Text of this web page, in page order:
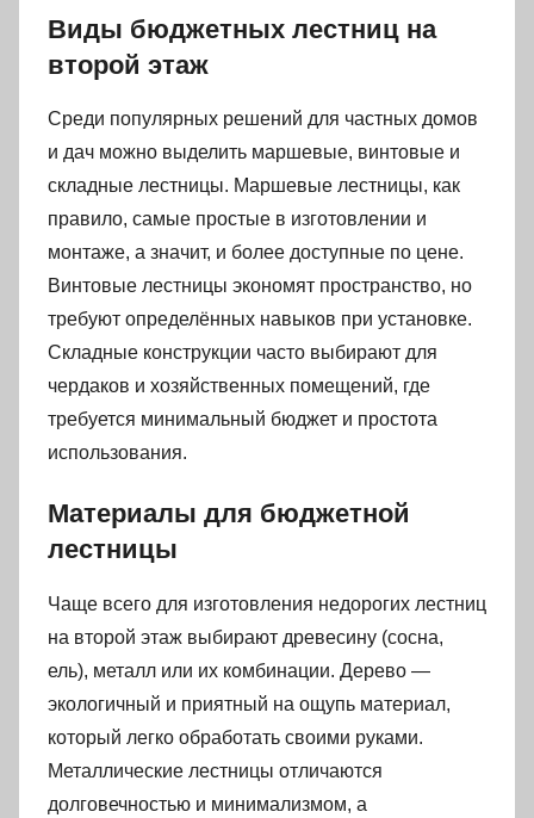
Виды бюджетных лестниц на
второй этаж
Среди популярных решений для частных домов
и дач можно выделить маршевые, винтовые и
складные лестницы. Маршевые лестницы, как
правило, самые простые в изготовлении и
монтаже, а значит, и более доступные по цене.
Винтовые лестницы экономят пространство, но
требуют определённых навыков при установке.
Складные конструкции часто выбирают для
чердаков и хозяйственных помещений, где
требуется минимальный бюджет и простота
использования.
Материалы для бюджетной
лестницы
Чаще всего для изготовления недорогих лестниц
на второй этаж выбирают древесину (сосна,
ель), металл или их комбинации. Дерево —
экологичный и приятный на ощупь материал,
который легко обработать своими руками.
Металлические лестницы отличаются
долговечностью и минимализмом, а